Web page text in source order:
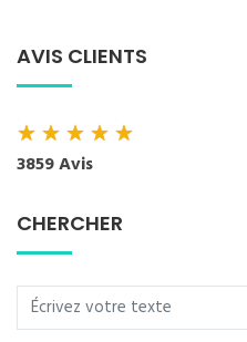
AVIS CLIENTS
★★★★★
3859 Avis
CHERCHER